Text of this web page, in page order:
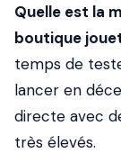
Quelle est la
boutique
temps de
lancer en
directe avec
très élevés.